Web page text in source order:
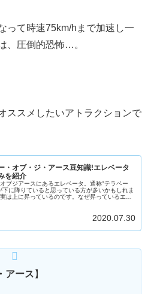
って時速75km/hまで加速し一
、圧倒的恐怖…。
ススメしたいアトラクションで
・オブ・ジ・アース豆知識!エレベータ
を紹介
ブジアースにあるエレベータ。通称"テラベー
下に降りていると思っている方が多いかもしれま
は上に昇っているのです。なぜ昇っているエレ
2020.07.30
アース 】